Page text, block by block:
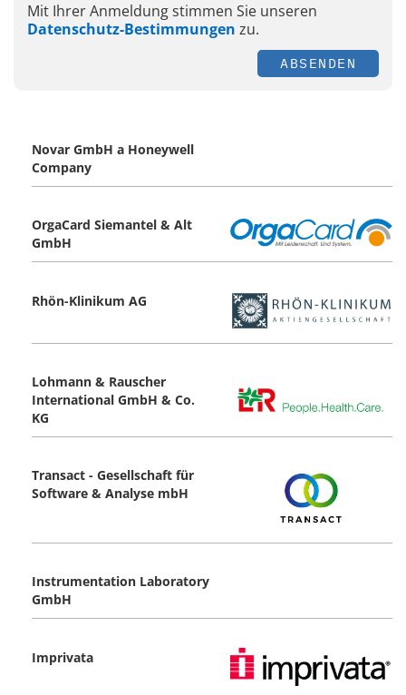
Mit Ihrer Anmeldung stimmen Sie unseren
Datenschutz-Bestimmungen zu.
ABSENDEN
Novar GmbH a Honeywell
Company
OrgaCard Siemantel & Alt
GmbH
Rhön-Klinikum AG
Lohmann & Rauscher
International GmbH & Co.
KG
Transact - Gesellschaft für
Software & Analyse mbH
Instrumentation Laboratory
GmbH
Imprivata